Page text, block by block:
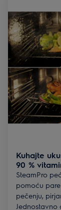
Kuhajte
90 %
SteamPro
pomoću
pečenju,